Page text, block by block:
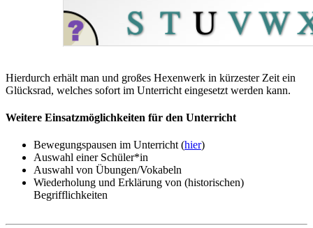
Hierdurch erhält man und großes Hexenwerk in kürzester Zeit ein
Glücksrad, welches sofort im Unterricht eingesetzt werden kann.
Weitere Einsatzmöglichkeiten für den Unterricht
Bewegungspausen im Unterricht (hier)
Auswahl einer Schüler*in
Auswahl von Übungen/Vokabeln
Wiederholung und Erklärung von (historischen)
Begrifflichkeiten